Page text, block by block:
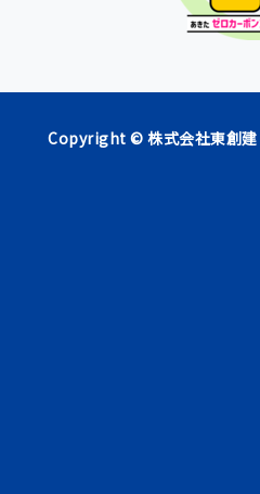
Copyright © 株式会社東創建